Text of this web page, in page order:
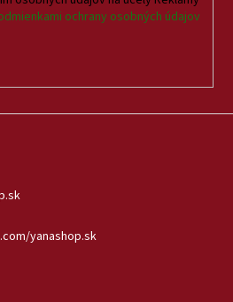
ochrany osobných údajov
yanashop.sk